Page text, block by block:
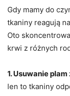
Gdy mamy do
tkaniny reagują
Oto
krwi z różnych
1. Usuwanie
len to tkaniny